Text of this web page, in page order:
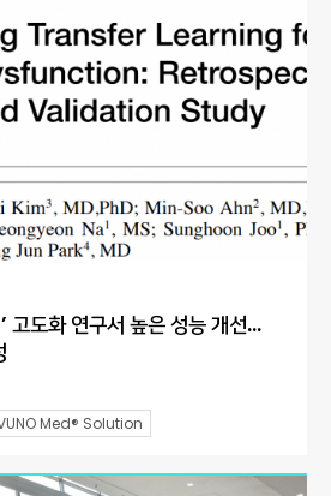
고도화 연구서 높은 성능 개선…
Med® Solution